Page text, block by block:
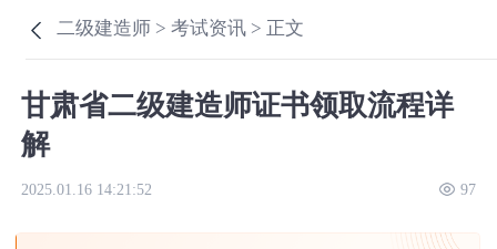
二级建造师 >考试资讯 > 正文
甘肃省二级建造师证书领取流程详
解
2025.01.16 14:21:52 97